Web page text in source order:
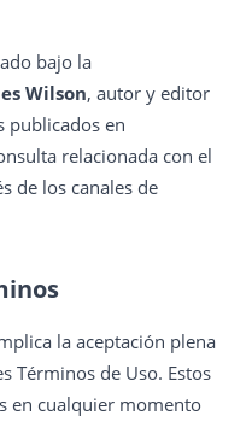
bajo la
Wilson, autor y editor
publicados en
relacionada con el
de los canales de
la aceptación plena
Términos de Uso. Estos
en cualquier momento